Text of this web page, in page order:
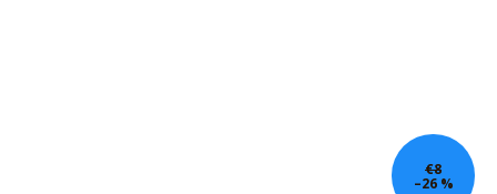
€8
–26 %